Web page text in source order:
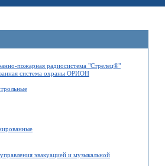
пожарная радиосистема "Стрелец®"
система охраны ОРИОН
эвакуацией и музыкальной